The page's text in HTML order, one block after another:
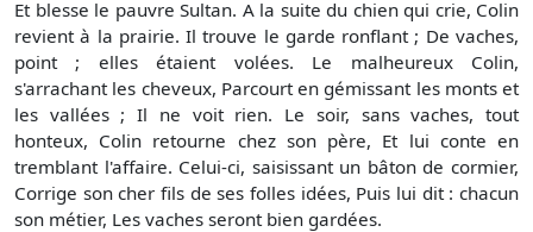
Et blesse le pauvre Sultan. A la suite du chien qui crie, Colin
revient à la prairie. Il trouve le garde ronflant ; De vaches,
point ; elles étaient volées. Le malheureux Colin,
s'arrachant les cheveux, Parcourt en gémissant les monts et
les vallées ; Il ne voit rien. Le soir, sans vaches, tout
honteux, Colin retourne chez son père, Et lui conte en
tremblant l'affaire. Celui-ci, saisissant un bâton de cormier,
Corrige son cher fils de ses folles idées, Puis lui dit : chacun
son métier, Les vaches seront bien gardées.